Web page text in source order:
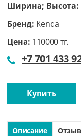
Ширина; Высота:
Бренд: Kenda
Цена: 110000 тг.
+7 701 433
Купить
Описание